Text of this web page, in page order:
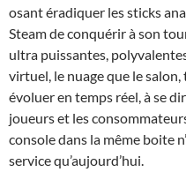
osant éradiquer les sticks
Steam de conquérir à son
ultra puissantes,
virtuel, le nuage que le
évoluer en temps réel, à se
joueurs et les
console dans la même boite
service qu’aujourd’hui.